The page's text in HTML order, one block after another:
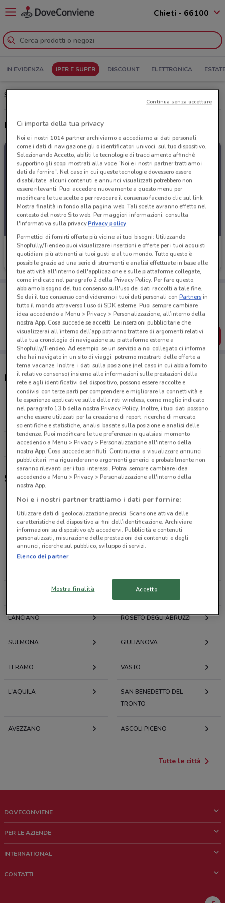
Chieti - 66100
IN EVIDENZA IPER E SUPER DISCOUNT ELETTRONICA
Si con te supermercati Chieti: Volantino, Orari di apertura e Indirizzi
Si con te supermercati
Scade il 19/08 17.8 km
Porta DoveConviene sempre con te!
Puoi trovare le migliori offerte dei negozi vicino a te,
salvarle e creare la tua lista del risparmio, comodamente
dal tuo cellulare.
SCARICA L’APP
Negozi Si con te supermercati a Chieti
Via della Fornace,1 Loreto Aprutino
17.8 km
APERTO
Tutti i negozi Si con te supermercati
Si con te supermercati, offerte e negozi
Offerte volantini e cataloghi per città nelle vicinanze
CHIETI SAN GIOVANNI TEATINO
CITTÀ SANT’ANGELO
LANCIANO ROSETO DEGLI ABRUZZI
SULMONA GIULIANOVA
TERAMO VASTO
L'AQUILA
SAN BENEDETTO DEL
TRONTO
AVEZZANO ASCOLI PICENO
Tutte le città
DOVECONVIENE
Chi siamo
Lavora con noi
PER LE AZIENDE
Richieste commerciali e marketing
INTERNATIONAL
CONTATTI
Ci importa della tua privacy
Noi e i nostri 1014partner archiviamo e accediamo ai dati personali,
come i dati di navigazione gli o identificatori univoci, sul tuo dispositivo.
Selezionando Accetto, abiliti le tecnologie di tracciamento affinché
supportino gli scopi mostrati alla voce "Noi e i nostri partner trattiamo i
dati da fornire". Nel caso in cui queste tecnologie dovessero essere
disabilitate, alcuni contenuti e annunci visualizzati potrebbero non
essere rilevanti. Puoi accedere nuovamente a questo menu per
modificare le tue scelte o per revocare il consenso facendo clic sul link
Mostra finalità in fondo alla pagina web. Tali scelte avranno effetto nel
contesto del nostro Sito web. Per maggiori informazioni, consulta
l'Informativa sulla privacy.Privacy policy
Permettici di fornirti offerte più vicine ai tuoi bisogni: Utilizzando
Shopfully/Tiendeo puoi visualizzare inserzioni e offerte per i tuoi acquisti
quotidiani più attinenti ai tuoi gusti e al tuo mondo. Tutto questo è
possibile grazie ad una serie di strumenti e analisi effettuate in base alle
tue attività all'interno dell'applicazione e sulle piattaforme collegate,
come indicato nel paragrafo 2 della Privacy Policy. Per fare questo,
abbiamo bisogno del tuo consenso sull'uso dei dati raccolti a tale fine.
Se dai il tuo consenso condivideremo i tuoi dati personali conPartnersin
tutto il mondo attraverso l’uso di SDK esterne. Puoi sempre cambiare
idea accedendo a Menu > Privacy > Personalizzazione, all’interno della
nostra App. Cosa succede se accetti: Le inserzioni pubblicitarie che
visualizzerai all'interno dell’app potranno trattare di argomenti relativi
alla tua cronologia di navigazione su piattaforme esterne a
Shopfully/Tiendeo. Ad esempio, se un servizio a noi collegato ci informa
che hai navigato in un sito di viaggi, potremo mostrarti delle offerte a
tema vacanze. Inoltre, i dati sulla posizione (nel caso in cui abbia fornito
il relativo consenso) insieme alle informazioni sulle prestazioni della
rete e agli identificativi del dispositivo, possono essere raccolte e
condivisi con terze parti per comprendere e migliorare la connettività e
le esperienze applicative sulle delle reti wireless, come meglio indicato
nel paragrafo 13.b della nostra Privacy Policy. Inoltre, i tuoi dati possono
anche essere utilizzati per la creazione di report, ricerche di mercato,
scientifiche e statistiche, analisi basate sulla posizione e analisi delle
tendenze. Puoi modificare le tue preferenze in qualsiasi momento
accedendo a Menu > Privacy > Personalizzazione all'interno della
nostra App. Cosa succede se rifiuti: Continuerai a visualizzare annunci
pubblicitari, ma riguarderanno argomenti generici e probabilmente non
saranno rilevanti per i tuoi interessi. Potrai sempre cambiare idea
accedendo a Menu > Privacy > Personalizzazione all'interno della
nostra App.
Noi e i nostri partner trattiamo i dati per fornire:
Utilizzare dati di geolocalizzazione precisi. Scansione attiva delle
caratteristiche del dispositivo ai fini dell’identificazione. Archiviare
informazioni su dispositivo e/o accedervi. Pubblicità e contenuti
personalizzati, misurazione delle prestazioni dei contenuti e degli
annunci, ricerche sul pubblico, sviluppo di servizi.
Elenco dei partner
Mostra finalità Accetto
Continua senza accettare